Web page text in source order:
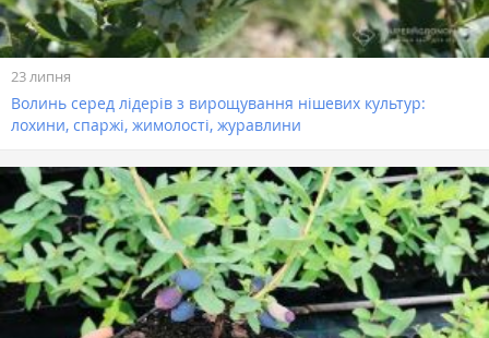
23 липня
Волинь серед лідерів з вирощування нішевих культур:
лохини, спаржі, жимолості, журавлини